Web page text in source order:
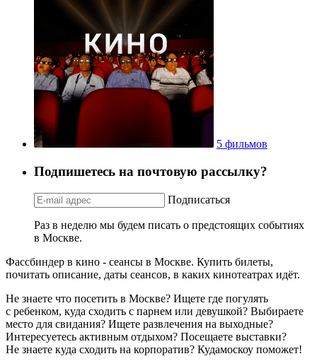
5 фильмов
Подпишетесь на почтовую рассылку?
Подписаться
Раз в неделю мы будем писать о предстоящих событиях
в Москве.
Фассбиндер в кино - сеансы в Москве. Купить билеты,
почитать описание, даты сеансов, в каких кинотеатрах идёт.
Не знаете что посетить в Москве? Ищете где погулять
с ребенком, куда сходить с парнем или девушкой? Выбираете
место для свидания? Ищете развлечения на выходные?
Интересуетесь активным отдыхом? Посещаете выставки?
Не знаете куда сходить на корпоратив? Кудамоскоу поможет!